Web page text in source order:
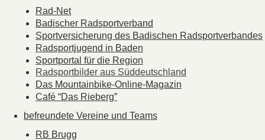
Rad-Net
Badischer Radsportverband
Sportversicherung des Badischen Radsportverbandes
Radsportjugend in Baden
Sportportal für die Region
Radsportbilder aus Süddeutschland
Das Mountainbike-Online-Magazin
Café “Das Rieberg”
befreundete Vereine und Teams
RB Brugg